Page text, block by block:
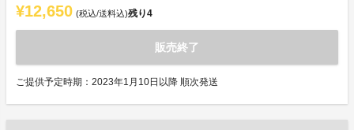
¥12,650 (税込/送料込)残り4
販売終了
ご提供予定時期：2023年1月10日以降 順次発送